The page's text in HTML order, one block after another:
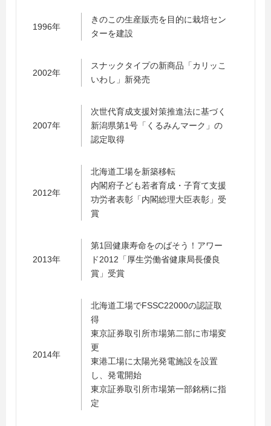
1996年
きのこの生産販売を目的に栽培セン
ターを建設
2002年
スナックタイプの新商品「カリッこ
いわし」新発売
2007年
次世代育成支援対策推進法に基づく
新潟県第1号「くるみんマーク」の
認定取得
2012年
北海道工場を新築移転
内閣府子ども若者育成・子育て支援
功労者表彰「内閣総理大臣表彰」受
賞
2013年
第1回健康寿命をのばそう！アワー
ド2012「厚生労働省健康局長優良
賞」受賞
2014年
北海道工場でFSSC22000の認証取
得
東京証券取引所市場第二部に市場変
更
東港工場に太陽光発電施設を設置
し、発電開始
東京証券取引所市場第一部銘柄に指
定